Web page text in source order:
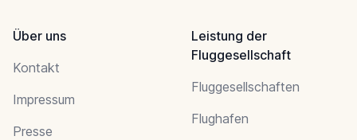
Über uns
Kontakt
Impressum
Presse
Leistung der
Fluggesellschaft
Fluggesellschaften
Flughafen